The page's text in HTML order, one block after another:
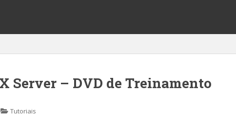
Server – DVD de Treinamento
Tutoriais